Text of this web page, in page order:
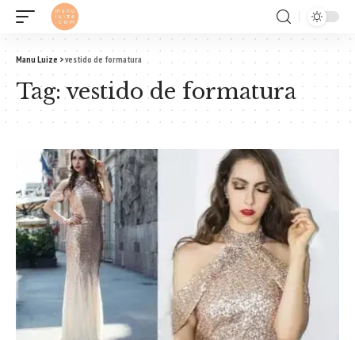
Manu Luize >vestido de formatura
Tag:vestido de formatura